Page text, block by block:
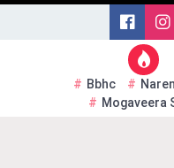
Bbhc
Mogaveera